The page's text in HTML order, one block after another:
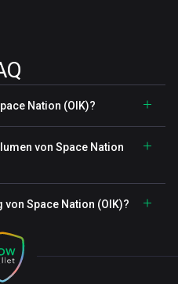
Nation (OIK)?
von Space Nation
Space Nation (OIK)?